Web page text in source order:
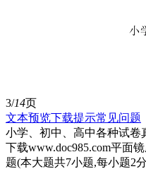
3/14页
文本预览下载提示常见问题
小学、初中、高中各种试卷
下载www.doc985.com平面
题(本大题共7小题,每小题2